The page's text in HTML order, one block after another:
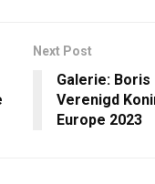
Next Post
Galerie: Boris
Verenigd
Europe 2023